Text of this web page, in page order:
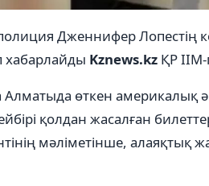
Дженнифер Лопестің
хабарлайды Kznews.kz ҚР
өткен америкалық
қолдан жасалған
мәліметінше, алаяқтық